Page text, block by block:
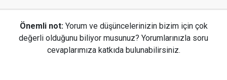
Önemli not: Yorum ve düşüncelerinizin bizim için çok
değerli olduğunu biliyor musunuz? Yorumlarınızla soru
cevaplarımıza katkıda bulunabilirsiniz.